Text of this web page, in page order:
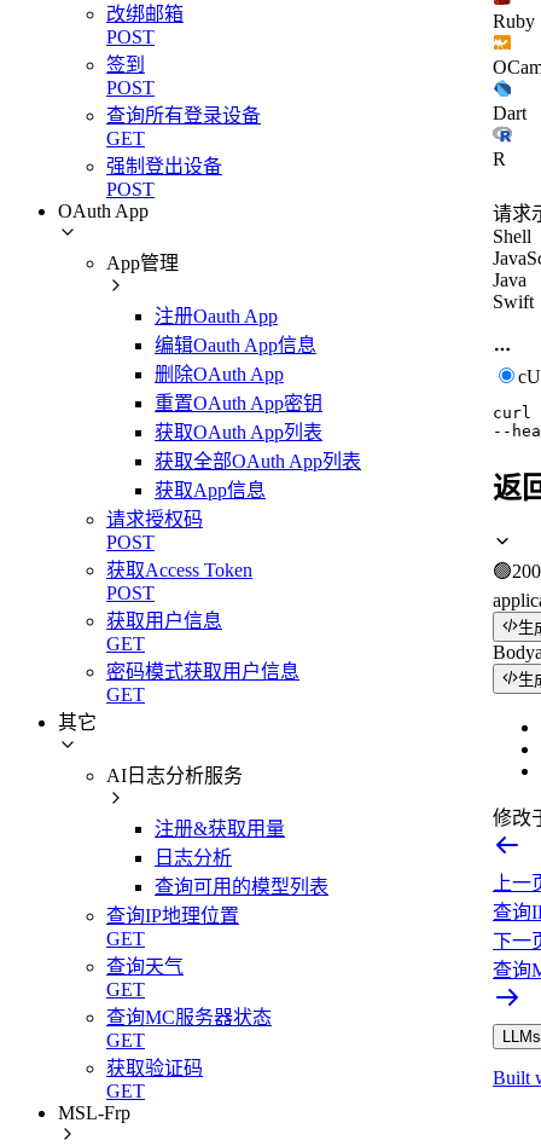
改绑邮箱
POST
签到
POST
查询所有登录设备
GET
强制登出设备
POST
OAuth App
App管理
注册Oauth App
编辑Oauth App信息
删除OAuth App
重置OAuth App密钥
获取OAuth App列表
获取全部OAuth App列表
获取App信息
请求授权码
POST
获取Access Token
POST
获取用户信息
GET
密码模式获取用户信息
GET
其它
AI日志分析服务
注册&获取用量
日志分析
查询可用的模型列表
查询IP地理位置
GET
查询天气
GET
查询MC服务器状态
GET
获取验证码
GET
MSL-Frp
Ruby
Dart
R
请求
Shell
Java
Swift
curl
--
返
🟢200
生
Body
生
修改
上一
查询
下一
查询
Built